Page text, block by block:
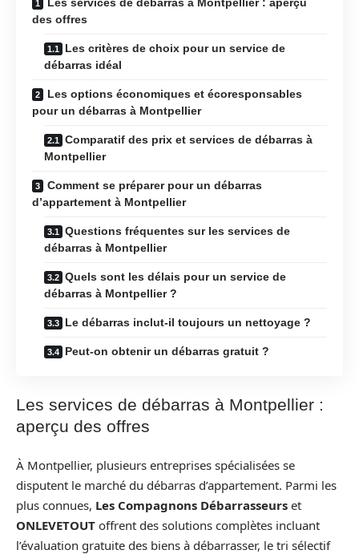
des offres
Les critères de choix pour un service de
débarras idéal
Les options économiques et écoresponsables
pour un débarras à Montpellier
Comparatif des prix et services de débarras à
Montpellier
Comment se préparer pour un débarras
d’appartement à Montpellier
Questions fréquentes sur les services de
débarras à Montpellier
Quels sont les délais pour un service de
débarras à Montpellier ?
Le débarras inclut-il toujours un nettoyage ?
Peut-on obtenir un débarras gratuit ?
Les services de débarras à Montpellier :
aperçu des offres
À Montpellier, plusieurs entreprises spécialisées se
disputent le marché du débarras d’appartement. Parmi les
plus connues, Les Compagnons Débarrasseurs et
ONLEVETOUT offrent des solutions complètes incluant
l’évaluation gratuite des biens à débarrasser, le tri sélectif